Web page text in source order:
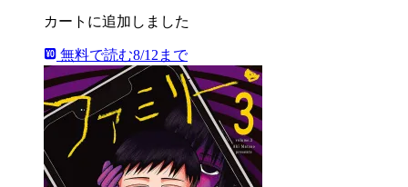
カートに追加しました
無料で読む8/12まで